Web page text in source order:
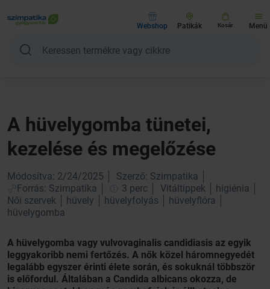
Webshop Patikák Kosár Menü
A hüvelygomba tünetei,
kezelése és megelőzése
Módosítva: 2/24/2025
Szerző: Szimpatika
Forrás: Szimpatika
3 perc Vitáltippek
higiénia
Női szervek
hüvely hüvelyfolyás
hüvelyflóra
hüvelygomba
A hüvelygomba vagy vulvovaginalis candidiasis az egyik
leggyakoribb nemi fertőzés. A nők közel háromnegyedét
legalább egyszer érinti élete során, és sokuknál többször
is előfordul. Általában a Candida albicans okozza, de